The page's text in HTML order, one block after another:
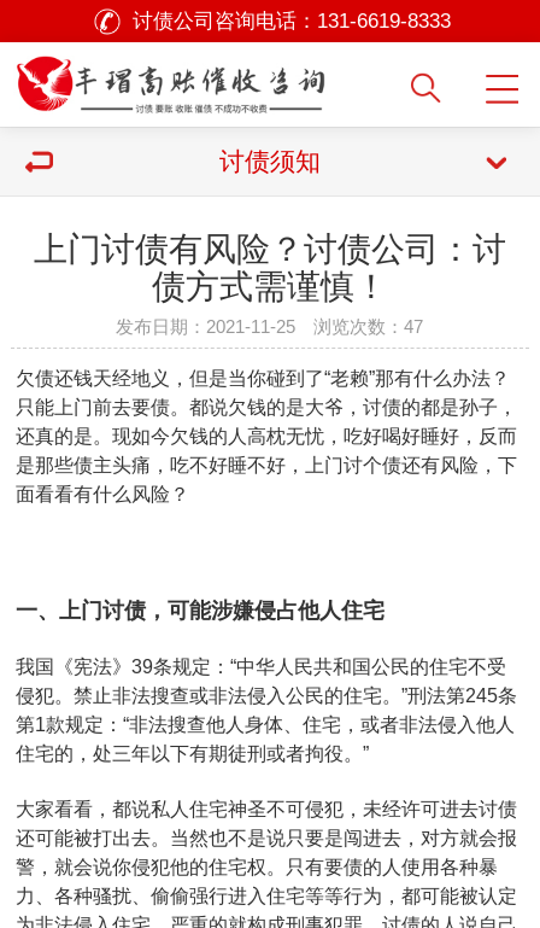
讨债公司咨询电话： 131-6619-8333
讨债须知
上门讨债有风险？讨债公司：讨
债方式需谨慎！
发布日期：2021-11-25 浏览次数：47
欠债还钱天经地义，但是当你碰到了“老赖”那有什么办法？
只能上门前去要债。都说欠钱的是大爷，讨债的都是孙子，
还真的是。现如今欠钱的人高枕无忧，吃好喝好睡好，反而
是那些债主头痛，吃不好睡不好，上门讨个债还有风险，下
面看看有什么风险？
一、上门讨债，可能涉嫌侵占他人住宅
我国《宪法》39条规定：“中华人民共和国公民的住宅不受
侵犯。禁止非法搜查或非法侵入公民的住宅。”刑法第245条
第1款规定：“非法搜查他人身体、住宅，或者非法侵入他人
住宅的，处三年以下有期徒刑或者拘役。”
大家看看，都说私人住宅神圣不可侵犯，未经许可进去讨债
还可能被打出去。当然也不是说只要是闯进去，对方就会报
警，就会说你侵犯他的住宅权。只有要债的人使用各种暴
力、各种骚扰、偷偷强行进入住宅等等行为，都可能被认定